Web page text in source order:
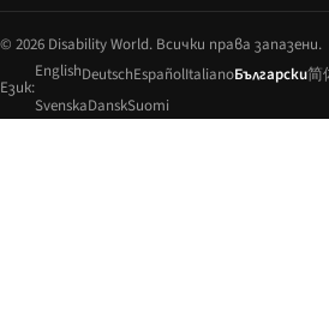
© 2026 Disability World. Всички права запазени.
Език:
EnglishDeutschEspañolItalianoБългарски简
SvenskaDanskSuomi